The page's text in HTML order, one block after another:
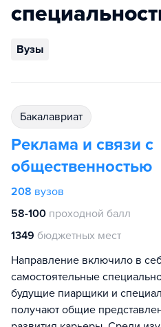
Вузы
бакалавриат
Реклама и связи с
общественностью
208 вузов
58-100 проходной балл
1349 бюджетных мест
Направление включило в
самостоятельные
будущие пиарщики и
получают общие